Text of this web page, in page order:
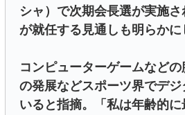
シャ）で次期会長選が実施
が就任する見通しも明らかに
コンピューターゲームなど
の発展などスポーツ界でデ
いると指摘。「私は年齢的